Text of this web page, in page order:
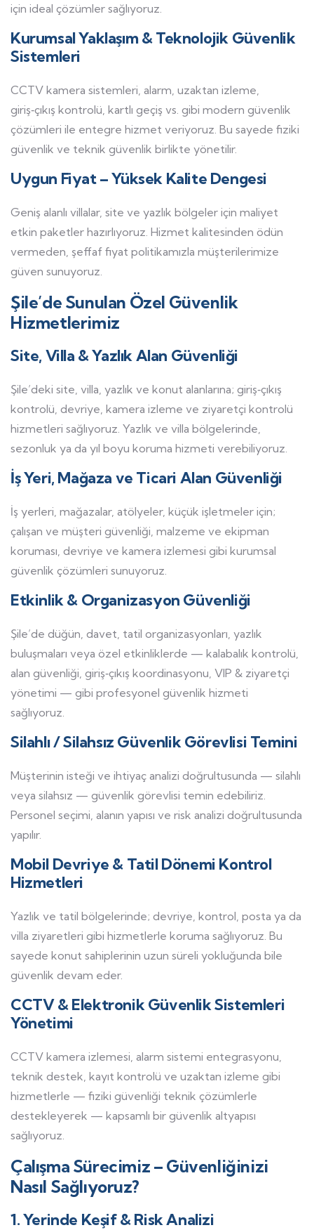
için ideal çözümler sağlıyoruz.
Kurumsal Yaklaşım & Teknolojik Güvenlik
Sistemleri
CCTV kamera sistemleri, alarm, uzaktan izleme,
giriş‑çıkış kontrolü, kartlı geçiş vs. gibi modern güvenlik
çözümleri ile entegre hizmet veriyoruz. Bu sayede fiziki
güvenlik ve teknik güvenlik birlikte yönetilir.
Uygun Fiyat – Yüksek Kalite Dengesi
Geniş alanlı villalar, site ve yazlık bölgeler için maliyet
etkin paketler hazırlıyoruz. Hizmet kalitesinden ödün
vermeden, şeffaf fiyat politikamızla müşterilerimize
güven sunuyoruz.
Şile’de Sunulan Özel Güvenlik
Hizmetlerimiz
Site, Villa & Yazlık Alan Güvenliği
Şile’deki site, villa, yazlık ve konut alanlarına; giriş‑çıkış
kontrolü, devriye, kamera izleme ve ziyaretçi kontrolü
hizmetleri sağlıyoruz. Yazlık ve villa bölgelerinde,
sezonluk ya da yıl boyu koruma hizmeti verebiliyoruz.
İş Yeri, Mağaza ve Ticari Alan Güvenliği
İş yerleri, mağazalar, atölyeler, küçük işletmeler için;
çalışan ve müşteri güvenliği, malzeme ve ekipman
koruması, devriye ve kamera izlemesi gibi kurumsal
güvenlik çözümleri sunuyoruz.
Etkinlik & Organizasyon Güvenliği
Şile’de düğün, davet, tatil organizasyonları, yazlık
buluşmaları veya özel etkinliklerde — kalabalık kontrolü,
alan güvenliği, giriş‑çıkış koordinasyonu, VIP & ziyaretçi
yönetimi — gibi profesyonel güvenlik hizmeti
sağlıyoruz.
Silahlı / Silahsız Güvenlik Görevlisi Temini
Müşterinin isteği ve ihtiyaç analizi doğrultusunda — silahlı
veya silahsız — güvenlik görevlisi temin edebiliriz.
Personel seçimi, alanın yapısı ve risk analizi doğrultusunda
yapılır.
Mobil Devriye & Tatil Dönemi Kontrol
Hizmetleri
Yazlık ve tatil bölgelerinde; devriye, kontrol, posta ya da
villa ziyaretleri gibi hizmetlerle koruma sağlıyoruz. Bu
sayede konut sahiplerinin uzun süreli yokluğunda bile
güvenlik devam eder.
CCTV & Elektronik Güvenlik Sistemleri
Yönetimi
CCTV kamera izlemesi, alarm sistemi entegrasyonu,
teknik destek, kayıt kontrolü ve uzaktan izleme gibi
hizmetlerle — fiziki güvenliği teknik çözümlerle
destekleyerek — kapsamlı bir güvenlik altyapısı
sağlıyoruz.
Çalışma Sürecimiz – Güvenliğinizi
Nasıl Sağlıyoruz?
1. Yerinde Keşif & Risk Analizi